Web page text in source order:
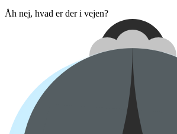
Åh nej, hvad er der i vejen?